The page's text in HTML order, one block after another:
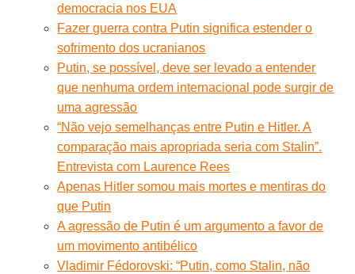
democracia nos EUA
Fazer guerra contra Putin significa estender o
sofrimento dos ucranianos
Putin, se possível, deve ser levado a entender
que nenhuma ordem internacional pode surgir de
uma agressão
“Não vejo semelhanças entre Putin e Hitler. A
comparação mais apropriada seria com Stalin”.
Entrevista com Laurence Rees
Apenas Hitler somou mais mortes e mentiras do
que Putin
A agressão de Putin é um argumento a favor de
um movimento antibélico
Vladimir Fédorovski: “Putin, como Stalin, não